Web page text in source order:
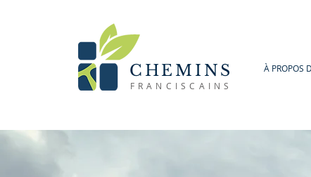
CHEMINS
FRANCISCAINS
À PROPOS